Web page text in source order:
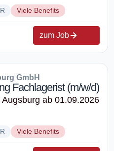
Viele Benefits
zum Job
GmbH
Fachlagerist (m/w/d)
Augsburg ab 01.09.2026
Viele Benefits